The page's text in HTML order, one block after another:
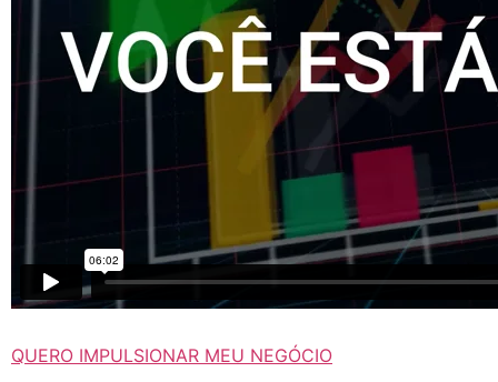
QUERO IMPULSIONAR MEU NEGÓCIO